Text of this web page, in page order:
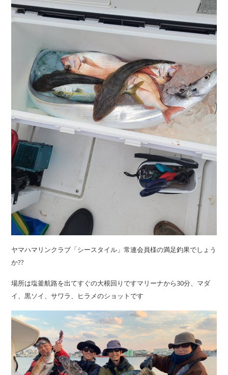
ヤマハマリンクラブ「シースタイル」常連会員様の満足釣果でしょう
か??
場所は塩釜航路を出てすぐの大根回りですマリーナから30分、マダ
イ、黒ソイ、サワラ、ヒラメのショットです